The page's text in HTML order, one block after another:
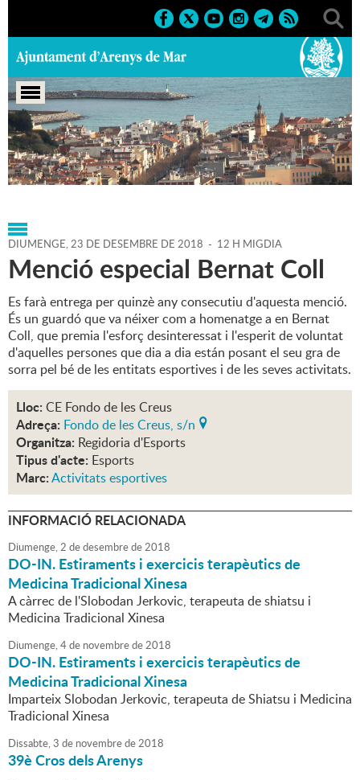
Portada > Agenda > 23-12-
2018 > Marcs > 2018 > Activitats esportives
DIUMENGE,23 DE DESEMBRE DE 2018 - 12 H MIGDIA
Menció especial Bernat Coll
Es farà entrega per quinzè any consecutiu d'aquesta menció.
És un guardó que va néixer com a homenatge a en Bernat
Coll, que premia l'esforç desinteressat i l'esperit de voluntat
d'aquelles persones que dia a dia están posant el seu gra de
sorra pel bé de les entitats esportives i de les seves activitats.
Lloc: CE Fondo de les Creus
Adreça: Fondo de les Creus, s/n
Organitza: Regidoria d'Esports
Tipus d'acte: Esports
Marc:Activitats esportives
INFORMACIÓ RELACIONADA
Diumenge,2 dedesembrede2018
DO-IN. Estiraments i exercicis terapèutics de
Medicina Tradicional Xinesa
A càrrec de l'Slobodan Jerkovic, terapeuta de shiatsu i
Medicina Tradicional Xinesa
Diumenge,4de novembrede2018
DO-IN. Estiraments i exercicis terapèutics de
Medicina Tradicional Xinesa
Imparteix Slobodan Jerkovic, terapeuta de Shiatsu i Medicina
Tradicional Xinesa
Dissabte,3 de novembrede2018
39è Cros dels Arenys